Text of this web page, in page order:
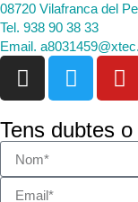
08720 Vilafranca del
Tel. 938 90 38 33
Email.
Tens dubtes